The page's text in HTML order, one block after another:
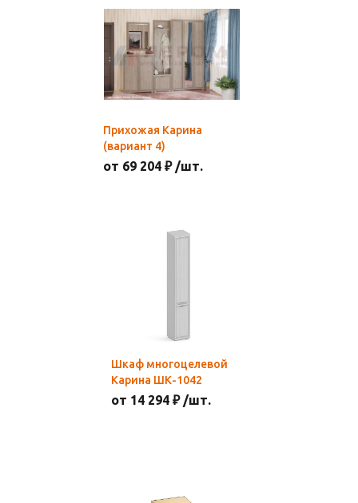
Прихожая Карина
(вариант 4)
от 69 204 ₽ /шт.
Шкаф многоцелевой
Карина ШК-1042
от 14 294 ₽ /шт.